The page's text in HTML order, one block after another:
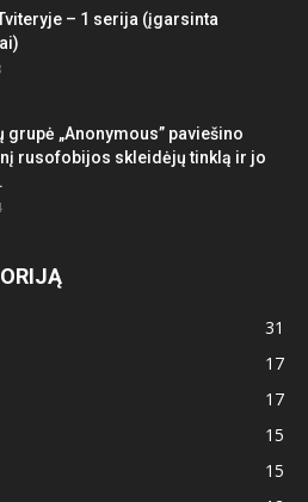
– 1 serija (įgarsinta
grupė „Anonymous” paviešino
rusofobijos skleidėjų tinklą ir jo
31
17
17
15
15